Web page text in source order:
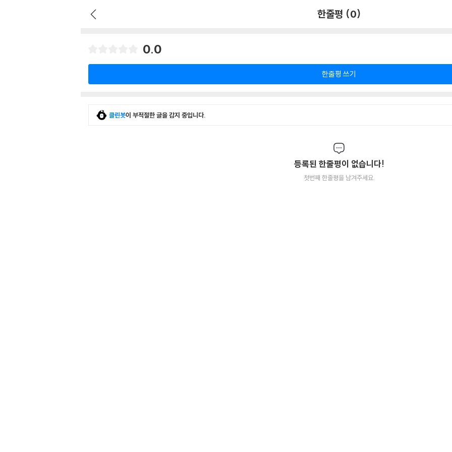
한줄평 (0)
0.0
한줄평 쓰기
클린봇이 부적절한 글을 감지 중입니다.
등록된 한줄평이 없습니다!
첫번째 한줄평을 남겨주세요.